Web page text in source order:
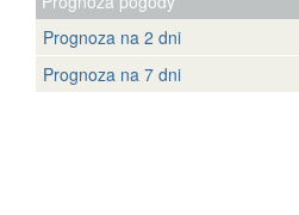
Prognoza na 2 dni
Prognoza na 7 dni